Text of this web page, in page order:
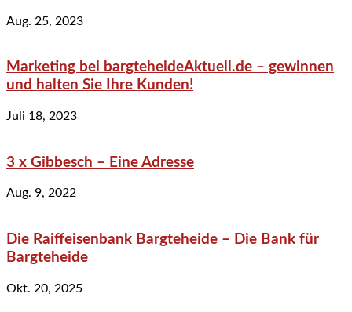
Aug. 25, 2023
Marketing bei bargteheideAktuell.de – gewinnen
und halten Sie Ihre Kunden!
Juli 18, 2023
3 x Gibbesch – Eine Adresse
Aug. 9, 2022
Die Raiffeisenbank Bargteheide – Die Bank für
Bargteheide
Okt. 20, 2025